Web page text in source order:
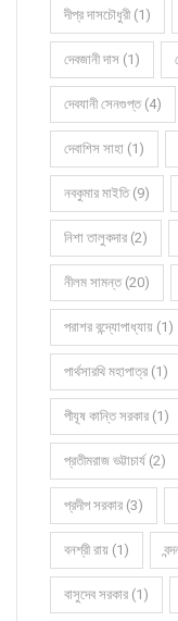
দীপ্র দাসচৌধুরী (1)
দেবজানী দাস (1)
দেবযানী সেনগুপ্ত (4)
দেবাশিস সাহা (1)
নবকুমার মাইতি (9)
নিশা তালুকদার (2)
নীলম সামন্ত (20)
পরাশর বন্দ্যোপাধ্যায় (1)
পার্থসারথি মহাপাত্র (1)
পীযূষ কান্তি সরকার (1)
প্রতীমরাজ ভট্টাচার্য (2)
প্রদীপ সরকার (3)
বনশ্রী রায় (1)
বাসুদেব সরকার (1)